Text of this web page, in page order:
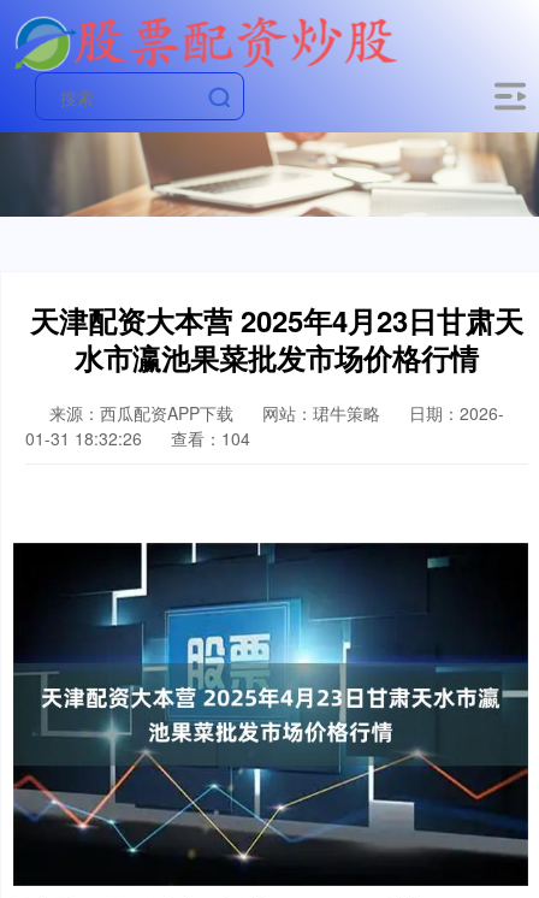
天津配资大本营 2025年4月23日甘肃天
水市瀛池果菜批发市场价格行情
来源：西瓜配资APP下载 网站：珺牛策略
日期：2026-
01-31 18:32:26
查看：104